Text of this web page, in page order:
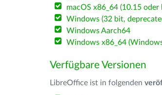
macOS x86_64 (10.15
Windows (32 bit,
Windows Aarch64
Windows x86_64
Verfügbare Versionen
LibreOffice ist in folgenden